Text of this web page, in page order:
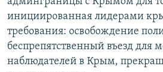
инициированная лидерами
требования: освобождение
беспрепятственный въезд для
наблюдателей в Крым,